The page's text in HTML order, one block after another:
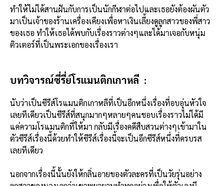
ทำให้ไม่ได้สานฝันกับการเป็นนักกีฬาต่อไปและเธอยังต้องผันตัว
มาเป็นเจ้าของร้านเครื่องเคียงเพื่อหาเงินเลี้ยงดูลูกสาวของพี่สาว
ของเธอ ทำให้เธอได้พบกับเรื่องราวต่างๆและได้มาเจอกับหนุ่ม
ติวเตอร์ที่เป็นพระเอกของเรื่องเรา
บทวิจารณ์ซี่รี่ย์โรแมนติกเกาหลี :
นับว่าเป็นซีรีส์โรแมนติกเกาหลีที่เป็นอีกหนึ่งเรื่องที่อบอุ่นหัวใจ
เลยทีเดียวเป็นซีรีส์ที่สนุกมากๆหลายๆคนชอบเรื่องราวไม่ได้มี
แค่ความโรแมนติกที่ให้มา กลับมีเรื่องคดีสืบสวนต่างๆเข้ามาใน
ตัวซีรีส์เรื่องนี้ด้วยทำให้ซีรีส์เรื่องนี้จะเป็นอีกซีรีส์หนึ่งที่ครบรส
เลยทีเดียว
นอกจากเรื่องนี้นั้นยังให้กลิ่นอายของตัวละครที่เป็นวัยรุ่นอย่าง